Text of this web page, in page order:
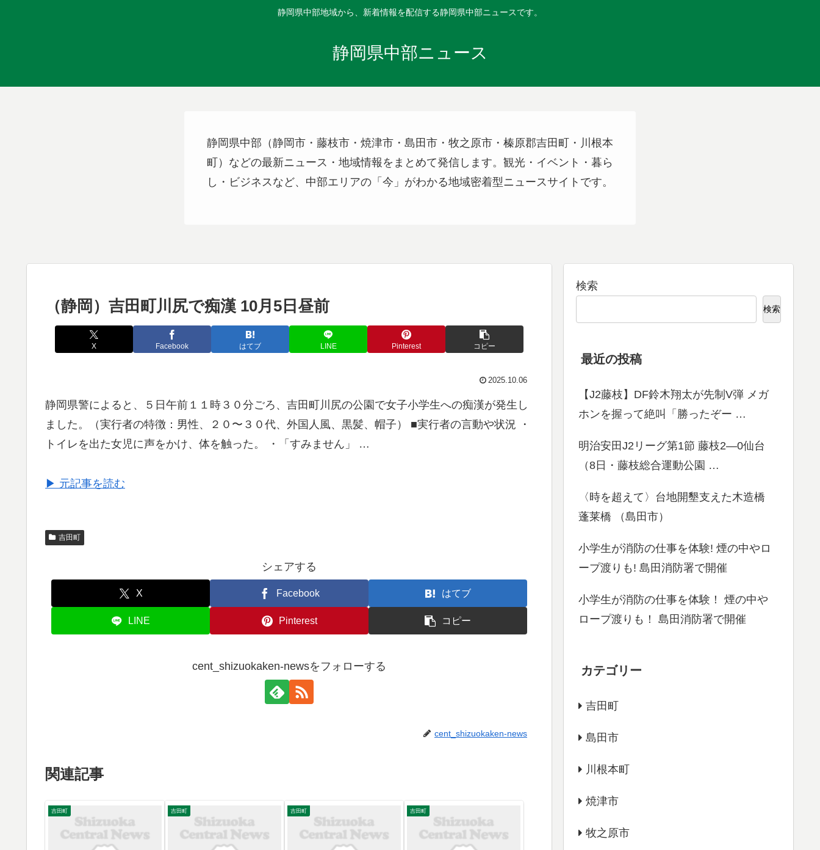
静岡県中部地域から、新着情報を配信する静岡県中部ニュースです。
静岡県中部ニュース
静岡県中部（静岡市・藤枝市・焼津市・島田市・牧之原市・榛原郡吉田町・川根本
町）などの最新ニュース・地域情報をまとめて発信します。観光・イベント・暮ら
し・ビジネスなど、中部エリアの「今」がわかる地域密着型ニュースサイトです。
（静岡）吉田町川尻で痴漢 10月5日昼前
X Facebook はてブ LINE Pinterest コピー
2025.10.06
静岡県警によると、５日午前１１時３０分ごろ、吉田町川尻の公園で女子小学生への痴漢が発生し
ました。（実行者の特徴：男性、２０〜３０代、外国人風、黒髪、帽子） ■実行者の言動や状況 ・
トイレを出た女児に声をかけ、体を触った。 ・「すみません」 …
▶ 元記事を読む
吉田町
シェアする
X Facebook はてブ
LINE Pinterest コピー
cent_shizuokaken-newsをフォローする
cent_shizuokaken-news
関連記事
吉田町 吉田町 吉田町 吉田町
検索
検索
最近の投稿
【J2藤枝】DF鈴木翔太が先制V弾 メガ
ホンを握って絶叫「勝ったぞー …
明治安田J2リーグ第1節 藤枝2―0仙台
（8日・藤枝総合運動公園 …
〈時を超えて〉台地開墾支えた木造橋
蓬莱橋 （島田市）
小学生が消防の仕事を体験! 煙の中やロ
ープ渡りも! 島田消防署で開催
小学生が消防の仕事を体験！ 煙の中や
ロープ渡りも！ 島田消防署で開催
カテゴリー
吉田町
島田市
川根本町
焼津市
牧之原市